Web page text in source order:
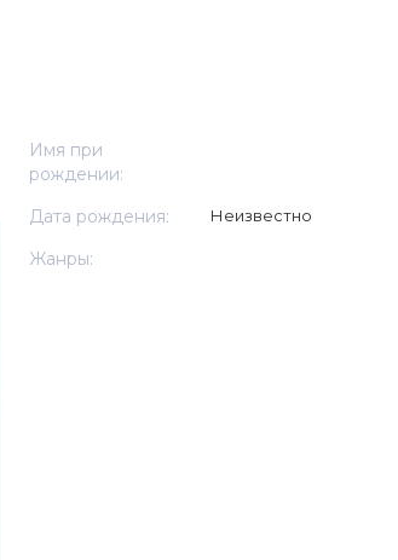
Имя при
рождении:
Дата рождения:
Неизвестно
Жанры: